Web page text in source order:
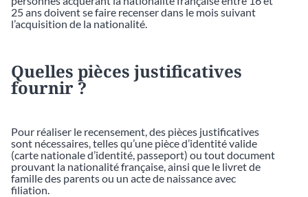
25 ans doivent se faire recenser dans le mois suivant
l’acquisition de la nationalité.
Quelles pièces justificatives
fournir ?
Pour réaliser le recensement, des pièces justificatives
sont nécessaires, telles qu’une pièce d’identité valide
(carte nationale d’identité, passeport) ou tout document
prouvant la nationalité française, ainsi que le livret de
famille des parents ou un acte de naissance avec
filiation.